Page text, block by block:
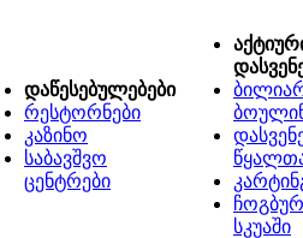
დაწესებულებები
რესტორნები
კაზინო
საბავშვო
ცენტრები
სკუაში